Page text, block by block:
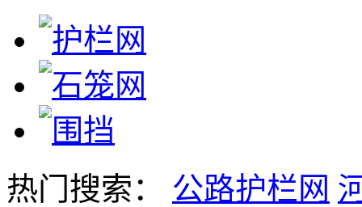
热门搜索： 公路护栏网